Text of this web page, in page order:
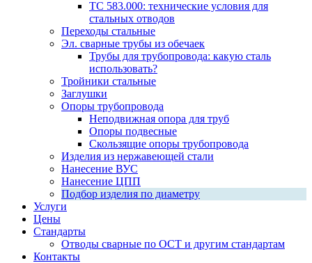
ТС 583.000: технические условия для
стальных отводов
Переходы стальные
Эл. сварные трубы из обечаек
Трубы для трубопровода: какую сталь
использовать?
Тройники стальные
Заглушки
Опоры трубопровода
Неподвижная опора для труб
Опоры подвесные
Скользящие опоры трубопровода
Изделия из нержавеющей стали
Нанесение ВУС
Нанесение ЦПП
Подбор изделия по диаметру
Услуги
Цены
Стандарты
Отводы сварные по ОСТ и другим стандартам
Контакты